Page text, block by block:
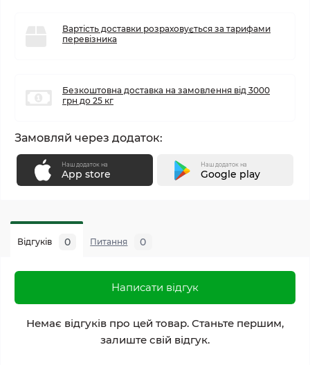
Вартість доставки розраховується за тарифами
перевізника
Безкоштовна доставка на замовлення від 3000
грн до 25 кг
Замовляй через додаток:
Наш додаток на
App store
Наш додаток на
Google play
Відгуків 0 Питання 0
Написати відгук
Немає відгуків про цей товар. Станьте першим,
залиште свій відгук.